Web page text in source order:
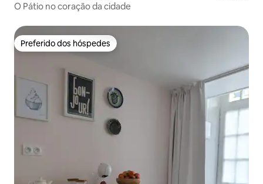
O Pátio no coração da cidade
Preferido dos hóspedes
Preferido dos hóspedes